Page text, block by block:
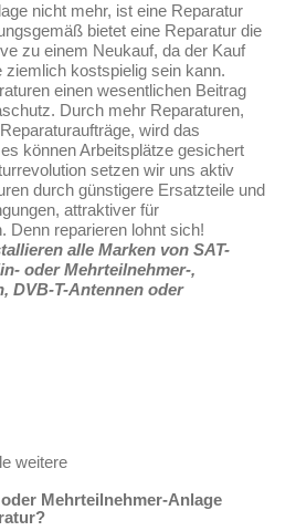
nicht mehr, ist eine Reparatur
bietet eine Reparatur die
zu einem Neukauf, da der Kauf
ziemlich kostspielig sein kann.
einen wesentlichen Beitrag
Durch mehr Reparaturen,
wird das
können Arbeitsplätze gesichert
setzen wir uns aktiv
durch günstigere Ersatzteile und
attraktiver für
Denn reparieren lohnt sich!
alle Marken von SAT-
oder Mehrteilnehmer-,
DVB-T-Antennen oder
weitere
Mehrteilnehmer-Anlage